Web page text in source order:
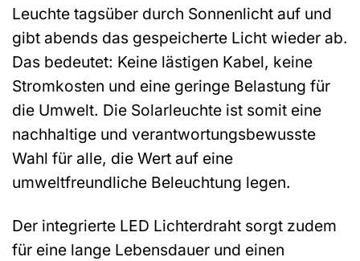
Leuchte tagsüber durch Sonnenlicht auf und
gibt abends das gespeicherte Licht wieder ab.
Das bedeutet: Keine lästigen Kabel, keine
Stromkosten und eine geringe Belastung für
die Umwelt. Die Solarleuchte ist somit eine
nachhaltige und verantwortungsbewusste
Wahl für alle, die Wert auf eine
umweltfreundliche Beleuchtung legen.
Der integrierte LED Lichterdraht sorgt zudem
für eine lange Lebensdauer und einen